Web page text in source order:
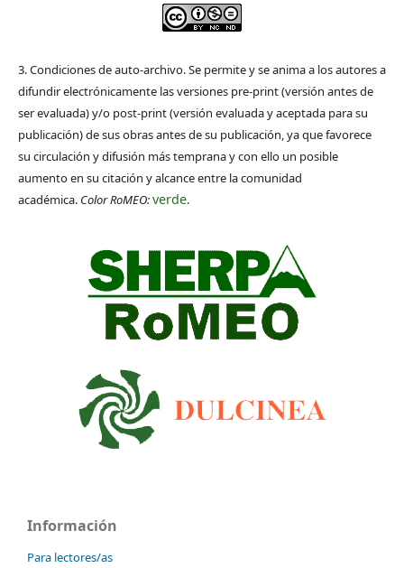
3. Condiciones de auto-archivo. Se permite y se anima a los autores a
difundir electrónicamente las versiones pre-print (versión antes de
ser evaluada) y/o post-print (versión evaluada y aceptada para su
publicación) de sus obras antes de su publicación, ya que favorece
su circulación y difusión más temprana y con ello un posible
aumento en su citación y alcance entre la comunidad
académica. Color RoMEO:verde.
Información
Para lectores/as